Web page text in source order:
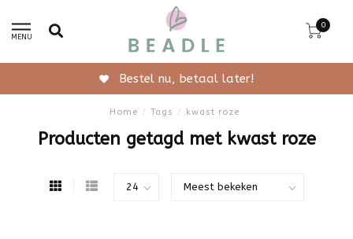
MENU
0
Bestel nu, betaal later!
Home / Tags / kwast roze
Producten getagd met kwast roze